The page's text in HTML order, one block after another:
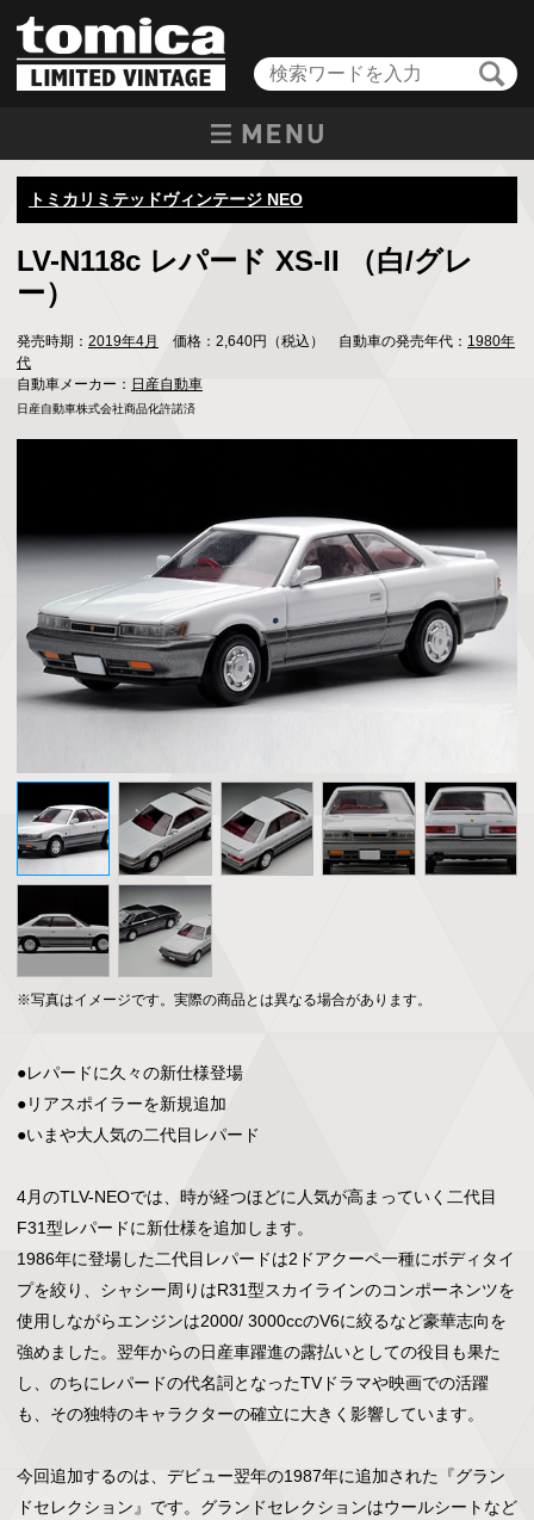
トミカリミテッドヴィンテージ NEO
LV-N118c レパード XS-II （白/グレ
ー）
発売時期： 2019年4月 価格：2,640円（税込） 自動車の発売年代： 1980年
代
自動車メーカー： 日産自動車
日産自動車株式会社商品化許諾済
※写真はイメージです。実際の商品とは異なる場合があります。
●レパードに久々の新仕様登場
●リアスポイラーを新規追加
●いまや大人気の二代目レパード
4月のTLV-NEOでは、時が経つほどに人気が高まっていく二代目
F31型レパードに新仕様を追加します。
1986年に登場した二代目レパードは2ドアクーペ一種にボディタイ
プを絞り、シャシー周りはR31型スカイラインのコンポーネンツを
使用しながらエンジンは2000/ 3000ccのV6に絞るなど豪華志向を
強めました。翌年からの日産車躍進の露払いとしての役目も果た
し、のちにレパードの代名詞となったTVドラマや映画での活躍
も、その独特のキャラクターの確立に大きく影響しています。
今回追加するのは、デビュー翌年の1987年に追加された『グラン
ドセレクション』です。グランドセレクションはウールシートなど